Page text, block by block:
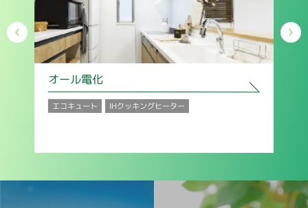
オール電化
エコキュート IHクッキングヒーター